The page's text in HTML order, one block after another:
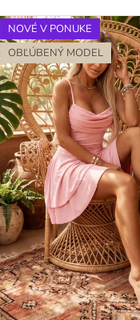
NOVÉ V PONUKE
OBĽÚBENÝ MODEL
79,90 €